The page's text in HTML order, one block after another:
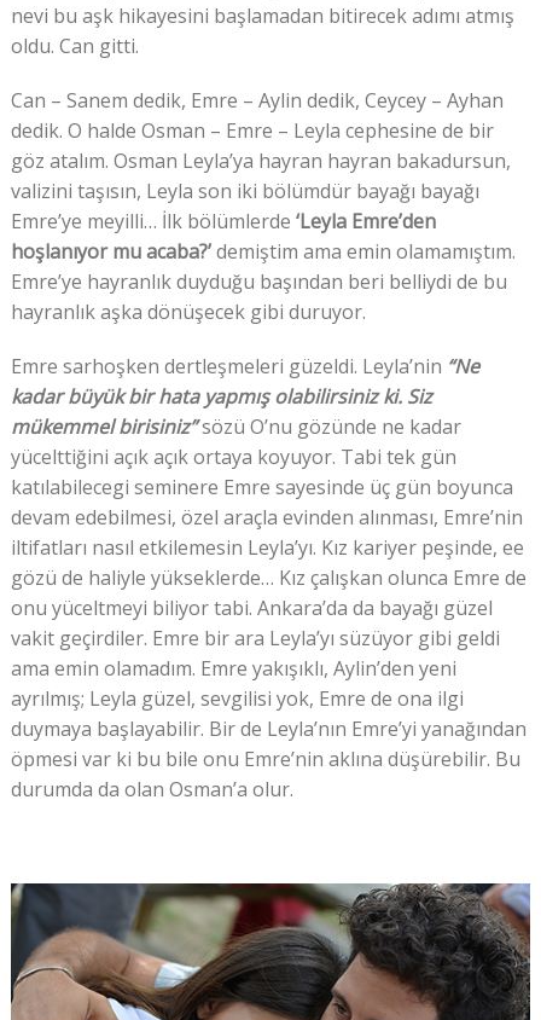
nevi bu aşk hikayesini başlamadan bitirecek adımı atmış
oldu. Can gitti.
Can – Sanem dedik, Emre – Aylin dedik, Ceycey – Ayhan
dedik. O halde Osman – Emre – Leyla cephesine de bir
göz atalım. Osman Leyla’ya hayran hayran bakadursun,
valizini taşısın, Leyla son iki bölümdür bayağı bayağı
Emre’ye meyilli… İlk bölümlerde ‘Leyla Emre’den
hoşlanıyor mu acaba?’demiştim ama emin olamamıştım.
Emre’ye hayranlık duyduğu başından beri belliydi de bu
hayranlık aşka dönüşecek gibi duruyor.
Emre sarhoşken dertleşmeleri güzeldi. Leyla’nin “Ne
kadar büyük bir hata yapmış olabilirsiniz ki. Siz
mükemmel birisiniz”sözü O’nu gözünde ne kadar
yücelttiğini açık açık ortaya koyuyor. Tabi tek gün
katılabilecegi seminere Emre sayesinde üç gün boyunca
devam edebilmesi, özel araçla evinden alınması, Emre’nin
iltifatları nasıl etkilemesin Leyla’yı. Kız kariyer peşinde, ee
gözü de haliyle yükseklerde… Kız çalışkan olunca Emre de
onu yüceltmeyi biliyor tabi. Ankara’da da bayağı güzel
vakit geçirdiler. Emre bir ara Leyla’yı süzüyor gibi geldi
ama emin olamadım. Emre yakışıklı, Aylin’den yeni
ayrılmış; Leyla güzel, sevgilisi yok, Emre de ona ilgi
duymaya başlayabilir. Bir de Leyla’nın Emre’yi yanağından
öpmesi var ki bu bile onu Emre’nin aklına düşürebilir. Bu
durumda da olan Osman’a olur.